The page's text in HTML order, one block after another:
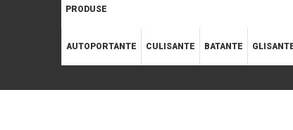
PRODUSE
AUTOPORTANTE CULISANTE BATANTE